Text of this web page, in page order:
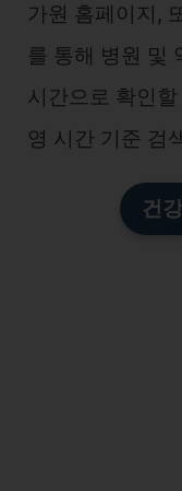
가원 홈페이지,
를 통해 병원 및
시간으로 확인
영 시간 기준 검
건